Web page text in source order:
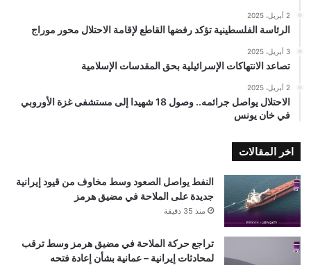
2 أبريل، 2025
الرئاسة الفلسطينية تؤكد رفضها القاطع لإقامة الاحتلال محور موراج
3 أبريل، 2025
تصاعد الانتهاكات الإسرائيلية بحق المقدسات الإسلامية
2 أبريل، 2025
الاحتلال يواصل جرائمه.. وصول 18 شهيدا إلى مستشفى غزة الأوروبي
في خان يونس
اخر المقالات
النفط يواصل الصعود وسط مخاوف من قيود إيرانية
جديدة على الملاحة في مضيق هرمز
منذ 35 دقيقة
تراجع حركة الملاحة في مضيق هرمز وسط ترقب
لمحادثات إيرانية – عمانية بشأن إعادة فتحه